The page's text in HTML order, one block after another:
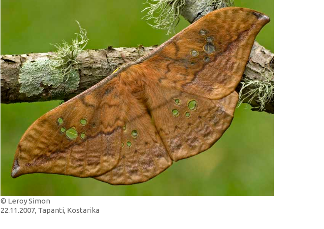
© Leroy Simon
22.11.2007, Tapanti, Kostarika